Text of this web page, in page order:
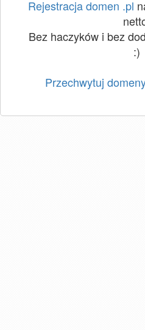
Rejestracja domen .pl
Bez haczyków i bez
:)
Przechwytuj